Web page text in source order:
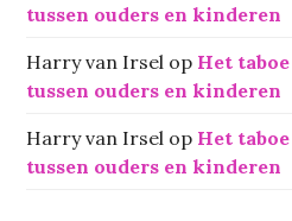
tussen ouders en kinderen
Harry van Irsel op Het
tussen ouders en kinderen
Harry van Irsel op Het
tussen ouders en kinderen